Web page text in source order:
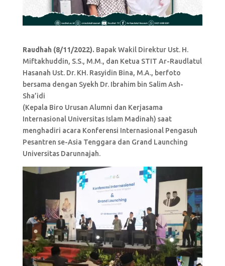
Raudhah (8/11/2022). Bapak Wakil Direktur Ust. H.
Miftakhuddin, S.S., M.M., dan Ketua STIT Ar-Raudlatul
Hasanah Ust. Dr. KH. Rasyidin Bina, M.A., berfoto
bersama dengan Syekh Dr. Ibrahim bin Salim Ash-
Sha’idi
(Kepala Biro Urusan Alumni dan Kerjasama
Internasional Universitas Islam Madinah) saat
menghadiri acara Konferensi Internasional Pengasuh
Pesantren se-Asia Tenggara dan Grand Launching
Universitas Darunnajah.